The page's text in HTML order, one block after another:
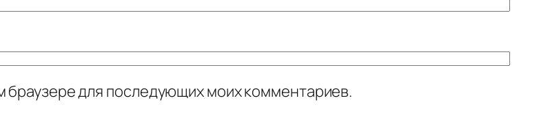
браузере для последующих моих комментариев.